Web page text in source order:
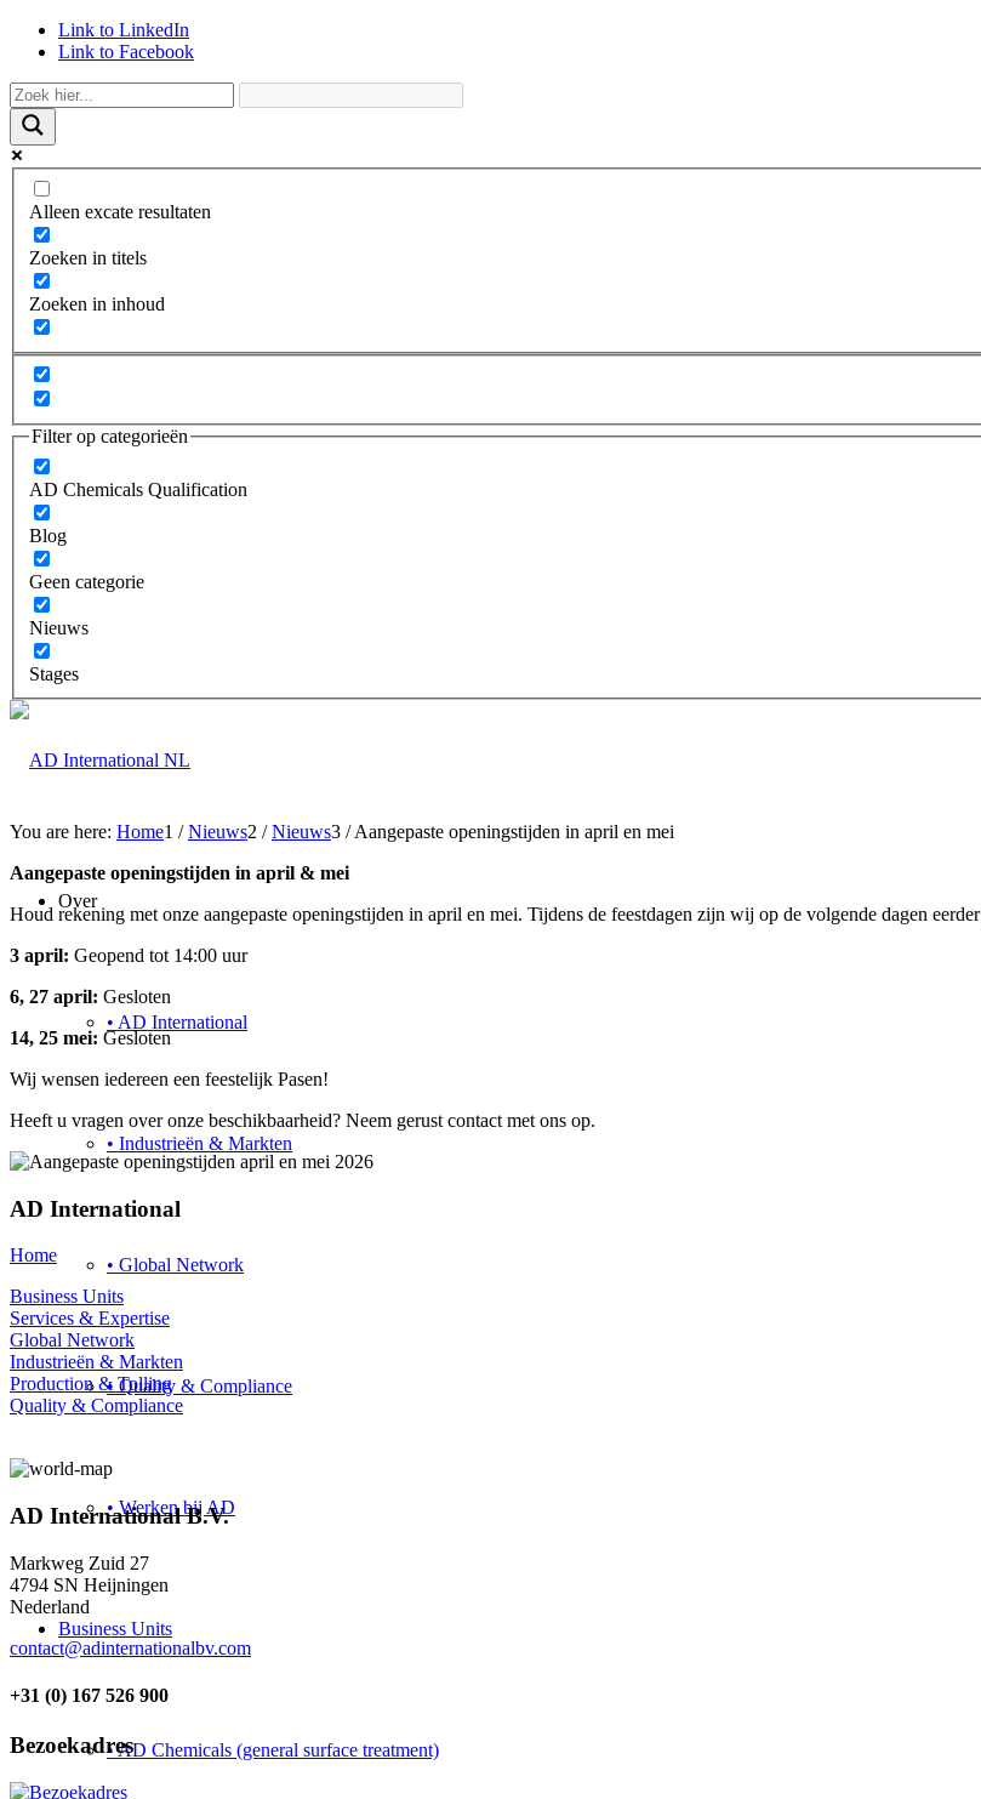
Link to LinkedIn
Link to Facebook
Alleen excate resultaten
Zoeken in titels
Zoeken in inhoud
Filter op categorieën
AD Chemicals Qualification
Blog
Geen categorie
Nieuws
Stages
Over
• AD International
• Industrieën & Markten
• Global Network
• Quality & Compliance
• Werken bij AD
Business Units
• AD Chemicals (general surface treatment)
You are here: Home1 / Nieuws2 / Nieuws3 / Aangepaste openingstijden in april en mei
Aangepaste openingstijden in april & mei
Houd rekening met onze aangepaste openingstijden in april en mei. Tijdens de feestdagen zijn wij op de volgende dagen
3 april: Geopend tot 14:00 uur
6, 27 april: Gesloten
14, 25 mei: Gesloten
Wij wensen iedereen een feestelijk Pasen!
Heeft u vragen over onze beschikbaarheid? Neem gerust contact met ons op.
AD International
Home
Business Units
Services & Expertise
Global Network
Industrieën & Markten
Production & Tolling
Quality & Compliance
AD International B.V.
Markweg Zuid 27
4794 SN Heijningen
Nederland
contact@adinternationalbv.com
+31 (0) 167 526 900
Bezoekadres